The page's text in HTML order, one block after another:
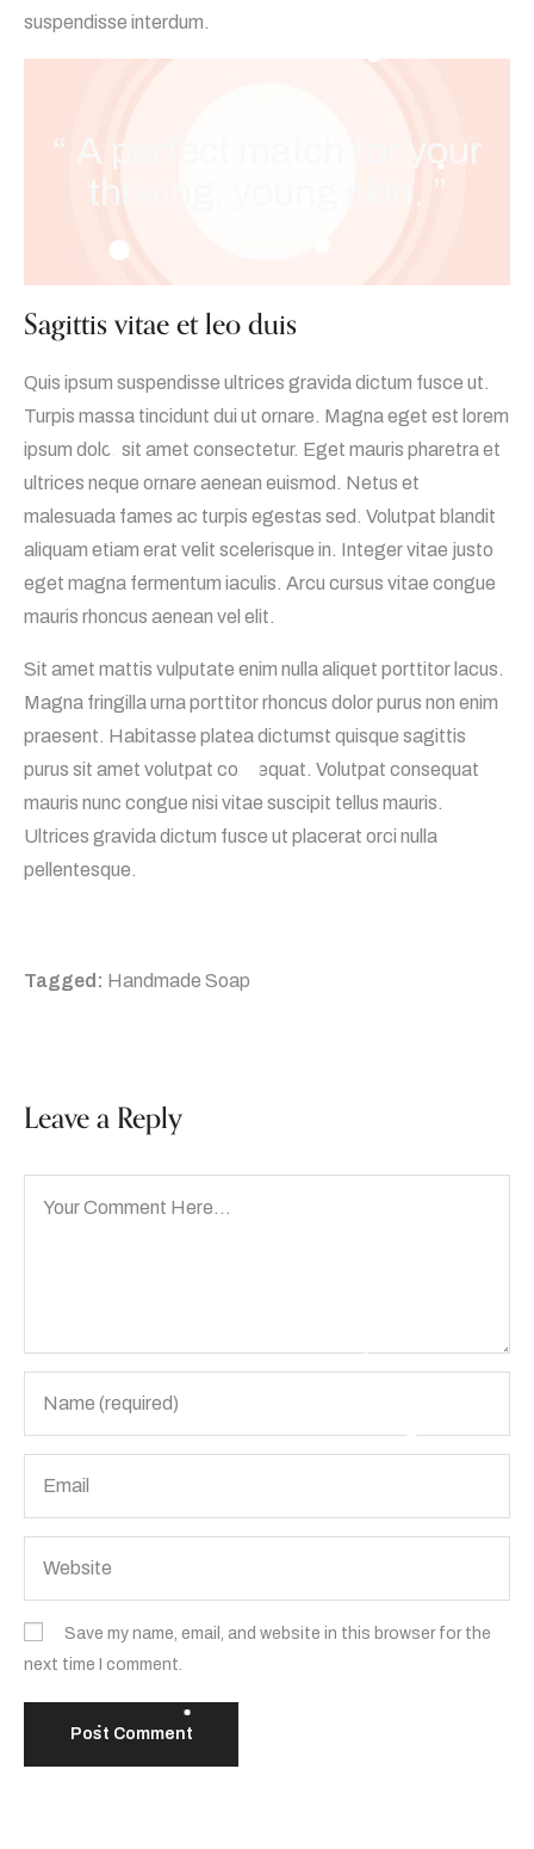
suspendisse interdum.
“ A perfect match for your
thriving, young skin. ”
Sagittis vitae et leo duis
Quis ipsum suspendisse ultrices gravida dictum fusce ut.
Turpis massa tincidunt dui ut ornare. Magna eget est lorem
ipsum dolor sit amet consectetur. Eget mauris pharetra et
ultrices neque ornare aenean euismod. Netus et
malesuada fames ac turpis egestas sed. Volutpat blandit
aliquam etiam erat velit scelerisque in. Integer vitae justo
eget magna fermentum iaculis. Arcu cursus vitae congue
mauris rhoncus aenean vel elit.
Sit amet mattis vulputate enim nulla aliquet porttitor lacus.
Magna fringilla urna porttitor rhoncus dolor purus non enim
praesent. Habitasse platea dictumst quisque sagittis
purus sit amet volutpat consequat. Volutpat consequat
mauris nunc congue nisi vitae suscipit tellus mauris.
Ultrices gravida dictum fusce ut placerat orci nulla
pellentesque.
Tagged: Handmade Soap
Leave a Reply
Save my name, email, and website in this browser for the
next time I comment.